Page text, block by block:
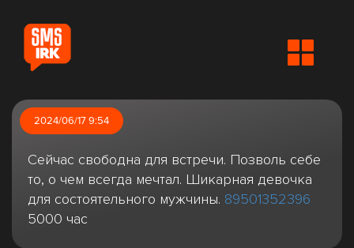
2024/06/17 9:54
Сейчас свободна для встречи. Позволь себе
то, о чем всегда мечтал. Шикарная девочка
для состоятельного мужчины. 89501352396
5000 час